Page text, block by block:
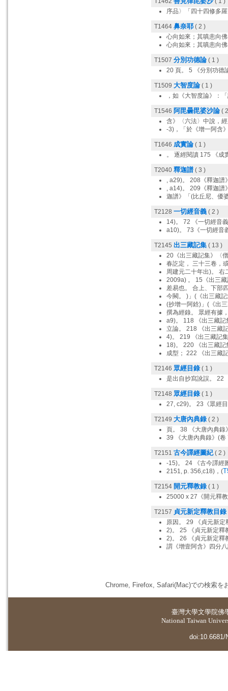
序品〉「四十四修多
T1464 鼻奈耶 ( 2 )
心向如來；其嗔恚向
心向如來；其嗔恚向
T1507 分別功德論 ( 1 )
20 頁。 5 《分別功德
T1509 大智度論 ( 1 )
，如《大智度論》：
T1546 阿毘曇毘婆沙論 (
含》〈六法〉中說，
-3)，「於《增一阿含
T1646 成實論 ( 1 )
。 逐經閱讀 175 《成
T2040 釋迦譜 ( 3 )
, a29)。 208《釋迦譜
, a14)。 209《釋迦譜
迦譜》「(比丘尼、優
T2128 一切經音義 ( 2 )
14)。 72 《一切經音
a10)。 73《一切經音
T2145 出三藏記集 ( 13 )
20《出三藏記集》〈
春訖定， 三十三卷，
周建元二十年出)。 右
2009a) 。 15《出三
差易也。 合上、下部
今闕。 )」(《出三藏
(抄增一阿鋡)」(《出
撰為經錄。 眾經有據
a9)。 118 《出三藏記
立論。 218 《出三藏
4)。 219 《出三藏記
18)。 220 《出三藏記
成型； 222 《出三藏
T2146 眾經目錄( 1 )
是出自抄寫訛誤。 22
T2148 眾經目錄( 1 )
27, c29)。 23《眾經
T2149 大唐內典錄( 2 )
頁。 38 《大唐內典錄
39 《大唐內典錄》(卷
T2151 古今譯經圖紀( 2 )
-15)。 24 《古今譯經
2151, p. 356,c18)，(
T2154 開元釋教錄( 1 )
25000 x 27《開元釋
T2157 貞元新定釋教目錄
原因。 29 《貞元新定
2)。 25 《貞元新定釋
2)。 26 《貞元新定釋
謂《增壹阿含》四分
Chrome, Firefox, Safari(Mac)での検索を
臺灣大學文學院佛
National Taiwan
doi:10.6681/